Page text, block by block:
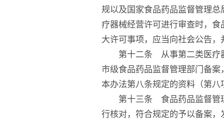
规以及国家食品药品监督管理
疗器械经营许可进行审查时，
大许可事项，应当向社会公告，
第十二条 从事第二类医疗器
市级食品药品监督管理部门备
本办法第八条规定的资料（第八
第十三条 食品药品监督管理
行核对，符合规定的予以备案